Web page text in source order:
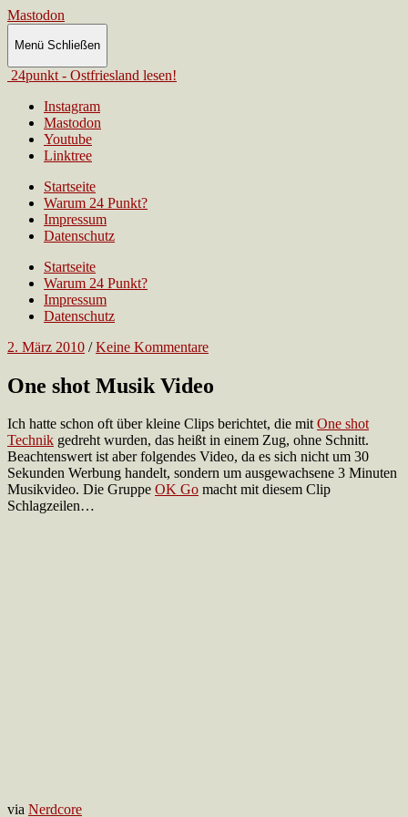
Mastodon
Menü Schließen
24punkt - Ostfriesland lesen!
Instagram
Mastodon
Youtube
Linktree
Startseite
Warum 24 Punkt?
Impressum
Datenschutz
Startseite
Warum 24 Punkt?
Impressum
Datenschutz
2. März 2010 / Keine Kommentare
One shot Musik Video
Ich hatte schon oft über kleine Clips berichtet, die mitOne shot
Technik gedreht wurden, das heißt in einem Zug, ohne Schnitt.
Beachtenswert ist aber folgendes Video, da es sich nicht um 30
Sekunden Werbung handelt, sondern um ausgewachsene 3 Minuten
Musikvideo. Die Gruppe OK Go macht mit diesem Clip
Schlagzeilen…
via Nerdcore